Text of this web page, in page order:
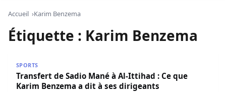
Accueil Karim Benzema
Étiquette : Karim Benzema
SPORTS
Transfert de Sadio Mané à Al-Ittihad : Ce que
Karim Benzema a dit à ses dirigeants